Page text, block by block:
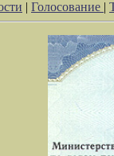
| Голосование |